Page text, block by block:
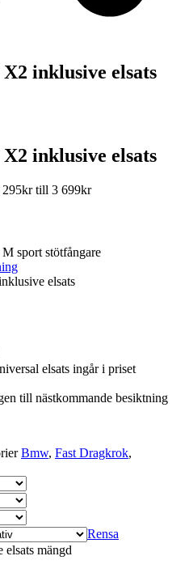
inklusive elsats
inklusive elsats
till 3 699kr
sport stötfångare
elsats
elsats ingår i priset
till nästkommande besiktning
Bmw, Fast Dragkrok,
Rensa
mängd